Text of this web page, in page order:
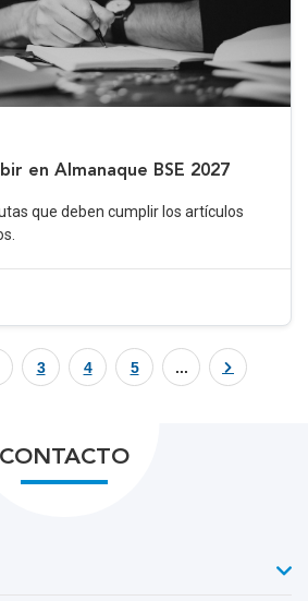
en Almanaque BSE 2027
que deben cumplir los artículos
3 4 5 ...
CONTACTO